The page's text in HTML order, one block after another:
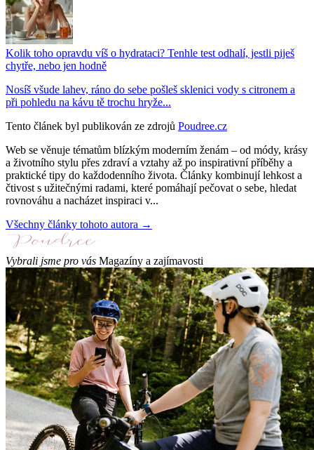
Kolik toho opravdu víš o hydrataci? Tenhle test odhalí, jestli piješ
chytře, nebo jen hodně
Nosíš všude lahev, ráno do sebe pošleš sklenici vody s citronem a
při pohledu na kávu tě trochu hryže...
Tento článek byl publikován ze zdrojů Poudree.cz
Web se věnuje tématům blízkým moderním ženám – od módy, krásy
a životního stylu přes zdraví a vztahy až po inspirativní příběhy a
praktické tipy do každodenního života. Články kombinují lehkost a
čtivost s užitečnými radami, které pomáhají pečovat o sebe, hledat
rovnováhu a nacházet inspiraci v...
Všechny články tohoto autora →
Vybrali jsme pro vás Magazíny a zajímavosti